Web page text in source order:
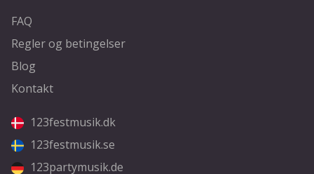
FAQ
Regler og betingelser
Blog
Kontakt
123festmusik.dk
123festmusik.se
123partymusik.de